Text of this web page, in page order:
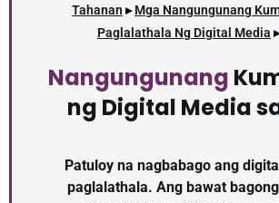
Tahanan ▸Mga Nangungunang
Paglalathala Ng Digital Media
Nangungunang
ng Digital Media
Patuloy na nagbabago ang
paglalathala. Ang bawat